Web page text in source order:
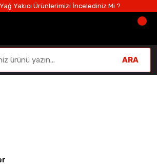
Yakıcı Ürünlerimizi İncelediniz Mi ?
ARA